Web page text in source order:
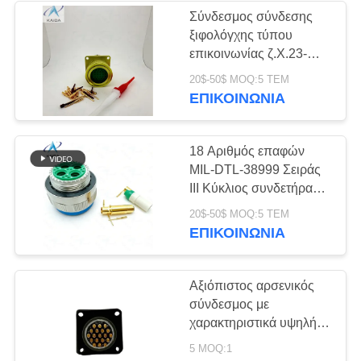
Συσκευές σύνδεσης
Σύνδεσμοι
ζώνης
Σύνδεσμος σύνδεσης
ξιφολόγχης τύπου
επικοινωνίας ζ.Χ.23-
32/27Β-1-Β.Αλουμίνιο με
ανωτισμένη κίτρινη
20$-50$ MOQ:5 ΤΕΜ
ΕΠΙΚΟΙΝΩΝΊΑ
18 Αριθμός επαφών
MIL-DTL-38999 Σειράς
III Κύκλιος συνδετήρας
προσφέροντας
Εισαγωγή 17-26 για
20$-50$ MOQ:5 ΤΕΜ
ΕΠΙΚΟΙΝΩΝΊΑ
Αξιόπιστος αρσενικός
σύνδεσμος με
χαρακτηριστικά υψηλής
ποιότητας
5 MOQ:1